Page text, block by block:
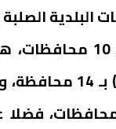
وصلت إلى 6 ملايين طن، من 54
تشغيل 25 محطة وسيطة